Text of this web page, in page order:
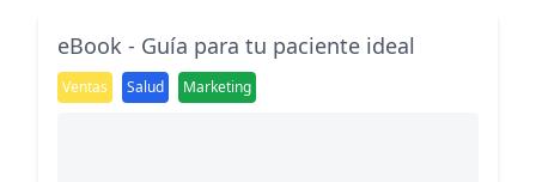
eBook - Guía para tu paciente ideal
Ventas Salud Marketing